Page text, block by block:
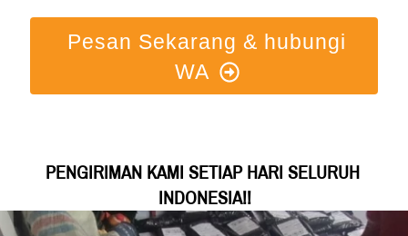
Pesan Sekarang & hubungi
WA
PENGIRIMAN KAMI SETIAP HARI SELURUH
INDONESIA!!